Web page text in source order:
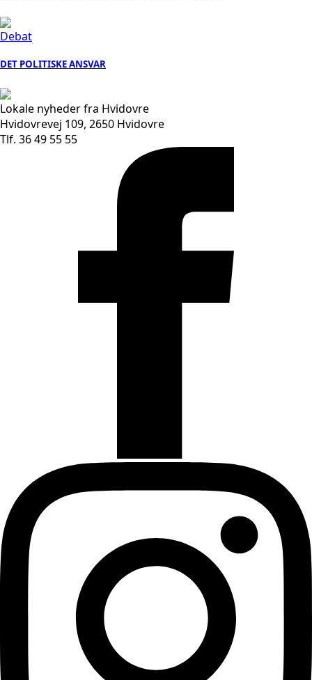
Debat
DET POLITISKE ANSVAR
Lokale nyheder fra Hvidovre
Hvidovrevej 109, 2650 Hvidovre
Tlf. 36 49 55 55